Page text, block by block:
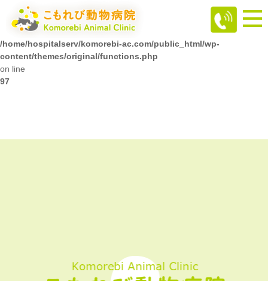
Warning
: Attempt to read property "ID" on null in
/home/hospitalserv/komorebi-ac.com/public_html/wp-
content/themes/original/functions.php
on line
97